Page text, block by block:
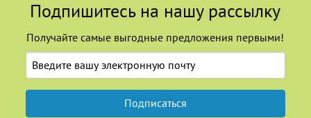
Подпишитесь на нашу рассылку
Получайте самые выгодные предложения первыми!
Подписаться